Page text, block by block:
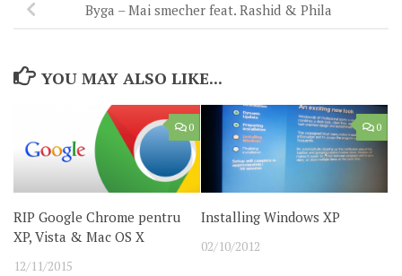
Byga – Mai smecher feat. Rashid & Phila
YOU MAY ALSO LIKE...
0
RIP Google Chrome pentru
XP, Vista & Mac OS X
12/11/2015
0
Installing Windows XP
02/10/2012